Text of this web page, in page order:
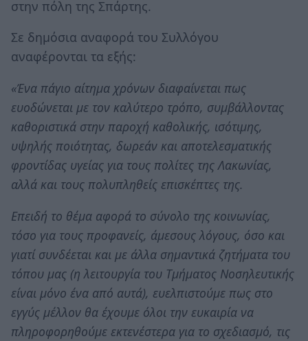
στην πόλη της Σπάρτης.
Σε δημόσια αναφορά του Συλλόγου
αναφέρονται τα εξής:
«Ένα πάγιο αίτημα χρόνων διαφαίνεται πως
ευοδώνεται με τον καλύτερο τρόπο, συμβάλλοντας
καθοριστικά στην παροχή καθολικής, ισότιμης,
υψηλής ποιότητας, δωρεάν και αποτελεσματικής
φροντίδας υγείας για τους πολίτες της Λακωνίας,
αλλά και τους πολυπληθείς επισκέπτες της.
Επειδή το θέμα αφορά το σύνολο της κοινωνίας,
τόσο για τους προφανείς, άμεσους λόγους, όσο και
γιατί συνδέεται και με άλλα σημαντικά ζητήματα του
τόπου μας (η λειτουργία του Τμήματος Νοσηλευτικής
είναι μόνο ένα από αυτά), ευελπιστούμε πως στο
εγγύς μέλλον θα έχουμε όλοι την ευκαιρία να
πληροφορηθούμε εκτενέστερα για το σχεδιασμό, τις